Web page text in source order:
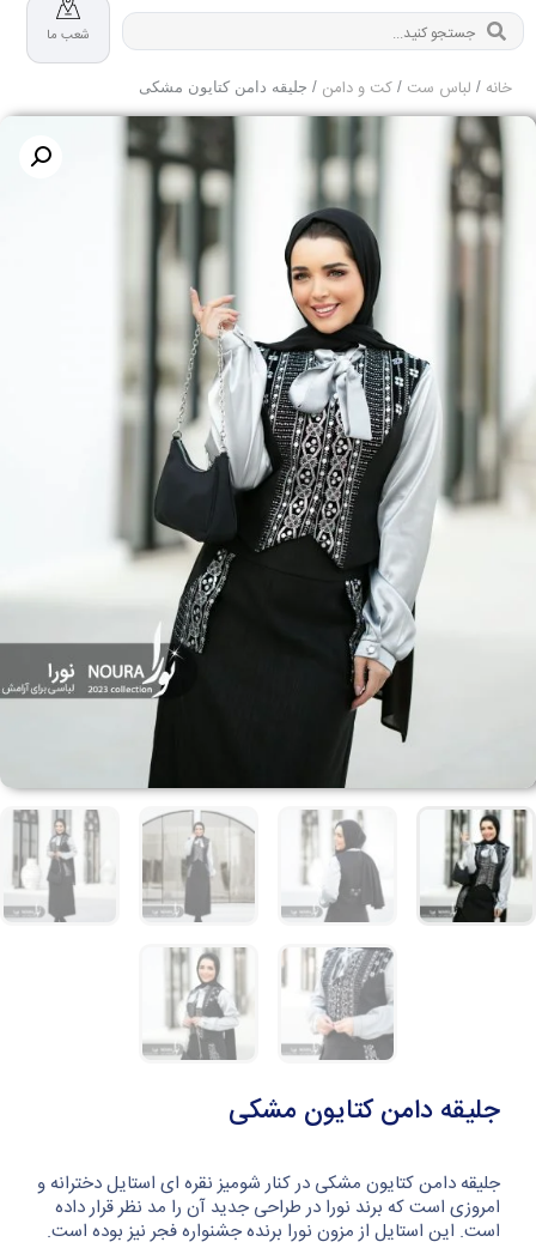
شعب ما
خانه / لباس ست / کت و دامن / جلیقه دامن کتایون مشکی
جلیقه دامن کتایون مشکی
جلیقه دامن کتایون مشکی در کنار شومیز نقره ای استایل دخترانه و
امروزی است که برند نورا در طراحی جدید آن را مد نظر قرار داده
است. این استایل از مزون نورا برنده جشنواره فجر نیز بوده است.